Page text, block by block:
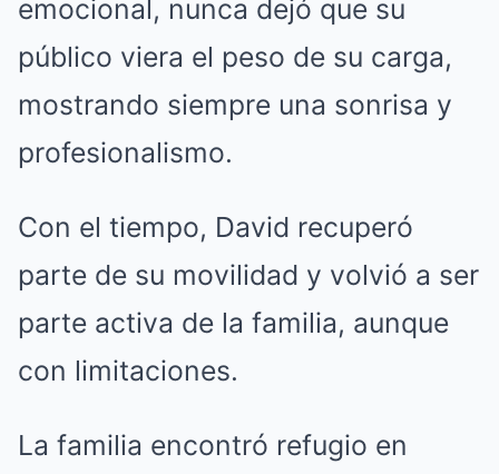
emocional, nunca dejó que su
público viera el peso de su carga,
mostrando siempre una sonrisa y
profesionalismo.
Con el tiempo, David recuperó
parte de su movilidad y volvió a ser
parte activa de la familia, aunque
con limitaciones.
La familia encontró refugio en